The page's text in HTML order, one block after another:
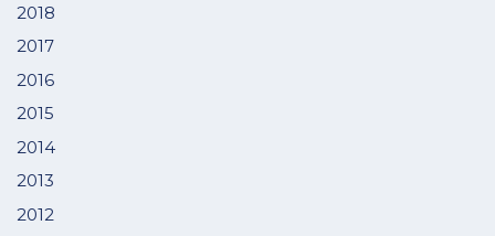
2018
2017
2016
2015
2014
2013
2012